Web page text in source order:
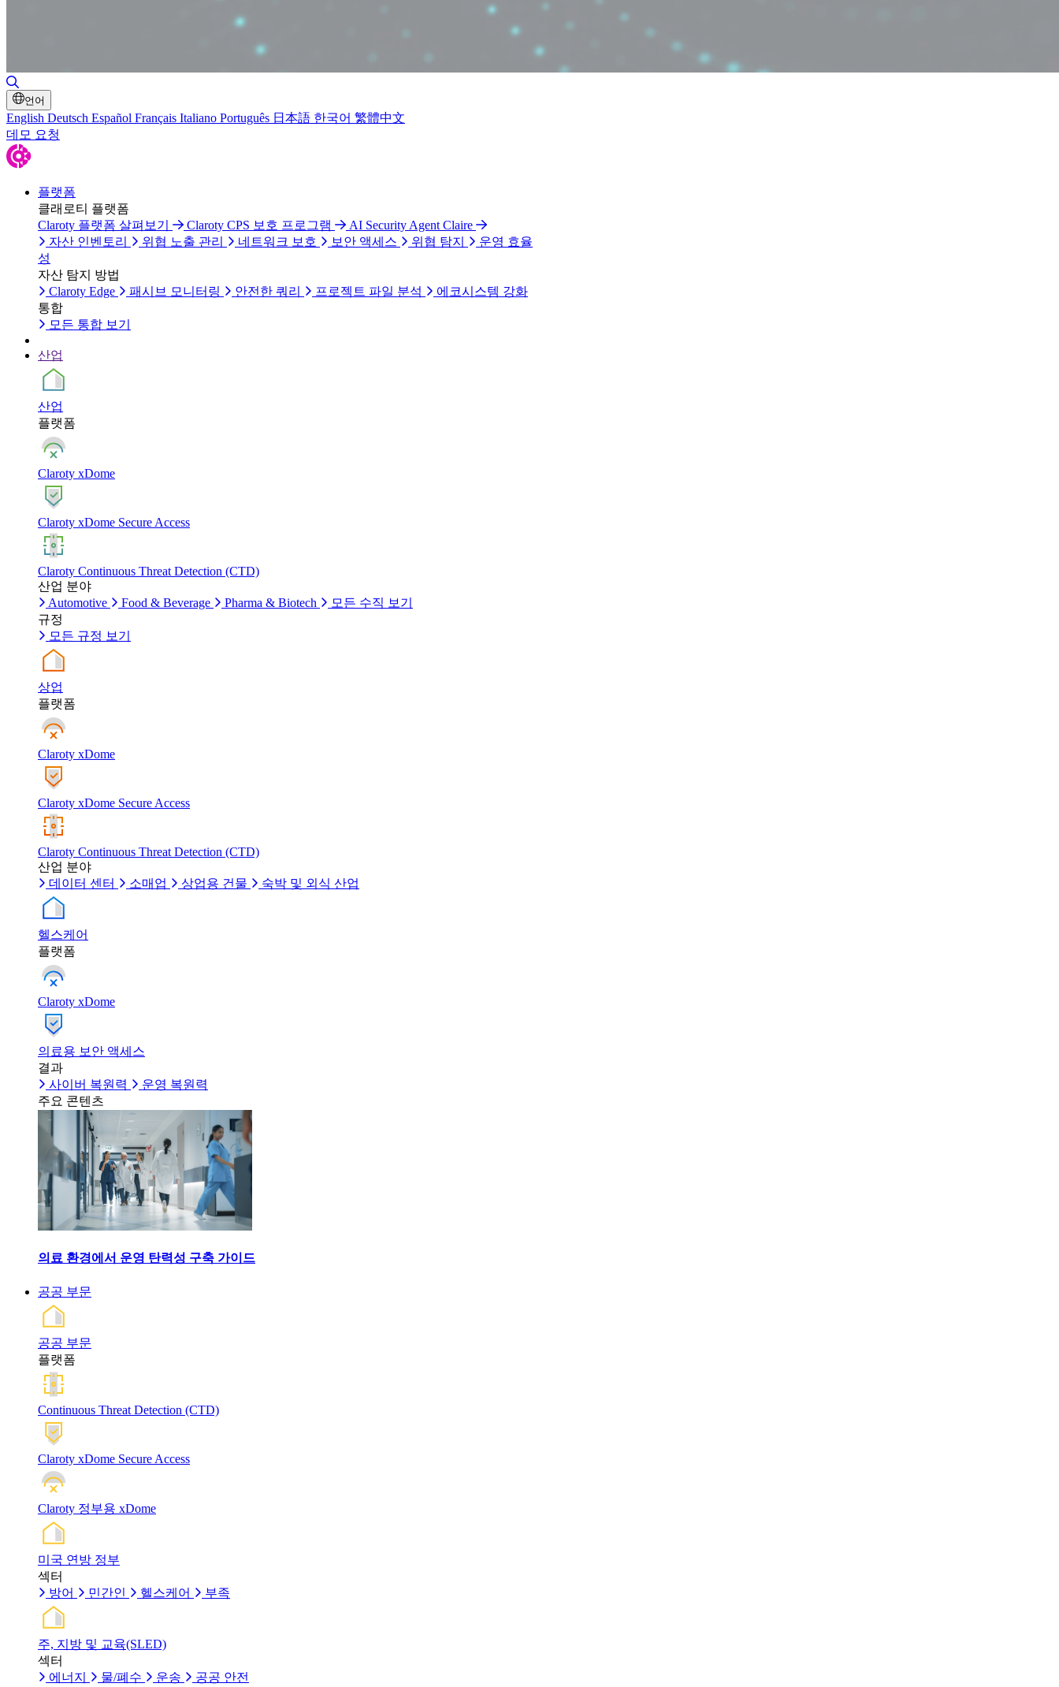
언어
English Deutsch Español Français Italiano Português 日本語 한국어 繁體中文
데모 요청
플랫폼
클래로티 플랫폼
Claroty 플랫폼 살펴보기
Claroty CPS 보호 프로그램
AI Security Agent Claire
자산 인벤토리
위협 노출 관리 네트워크 보호 보안 액세스 위협 탐지
운영 효율
성
자산 탐지 방법
Claroty Edge
패시브 모니터링 안전한 쿼리 프로젝트 파일 분석
에코시스템 강화
통합
모든 통합 보기
산업
산업
플랫폼
Claroty xDome
Claroty xDome Secure Access
Claroty Continuous Threat Detection (CTD)
산업 분야
Automotive
Food & Beverage Pharma & Biotech
모든 수직 보기
규정
모든 규정 보기
상업
플랫폼
Claroty xDome
Claroty xDome Secure Access
Claroty Continuous Threat Detection (CTD)
산업 분야
데이터 센터
소매업 상업용 건물 숙박 및 외식 산업
헬스케어
플랫폼
Claroty xDome
의료용 보안 액세스
결과
사이버 복원력
운영 복원력
주요 콘텐츠
의료 환경에서 운영 탄력성 구축 가이드
공공 부문
공공 부문
플랫폼
Continuous Threat Detection (CTD)
Claroty xDome Secure Access
Claroty 정부용 xDome
미국 연방 정부
섹터
방어
민간인 헬스케어 부족
주, 지방 및 교육(SLED)
섹터
에너지
물/폐수 운송 공공 안전